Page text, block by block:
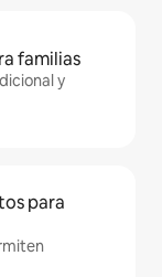
familias
y
para